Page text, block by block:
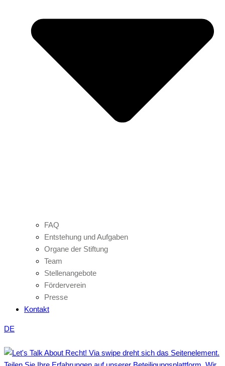
FAQ
Entstehung und Aufgaben
Organe der Stiftung
Team
Stellenangebote
Förderverein
Presse
Kontakt
DE